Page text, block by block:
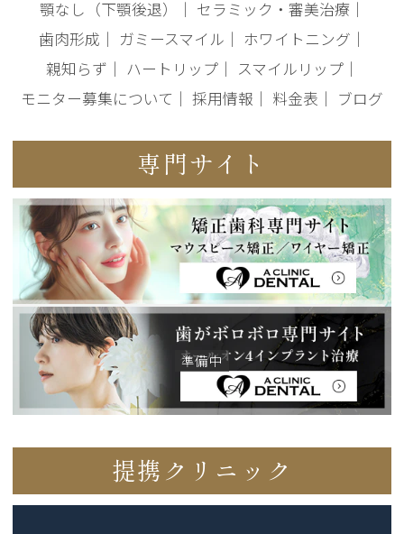
顎なし（下顎後退）
｜ セラミック・審美治療 ｜
歯肉形成 ｜ ガミースマイル ｜ ホワイトニング ｜
親知らず ｜ ハートリップ｜ スマイルリップ｜
モニター募集について ｜ 採用情報 ｜ 料金表 ｜ ブログ
専門サイト
提携クリニック